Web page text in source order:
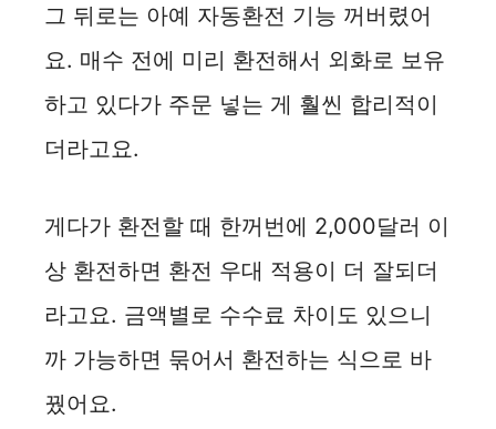
그 뒤로는 아예 자동환전 기능 꺼버렸어
요. 매수 전에 미리 환전해서 외화로 보유
하고 있다가 주문 넣는 게 훨씬 합리적이
더라고요.
게다가 환전할 때 한꺼번에 2,000달러 이
상 환전하면 환전 우대 적용이 더 잘되더
라고요. 금액별로 수수료 차이도 있으니
까 가능하면 묶어서 환전하는 식으로 바
꿨어요.